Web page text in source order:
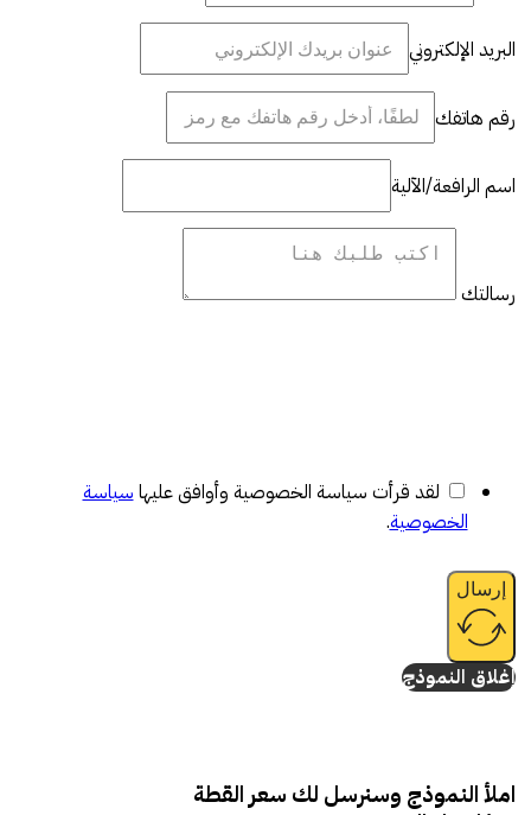
البريد الإلكتروني
رقم هاتفك
اسم الرافعة/الآلية
رسالتك
لقد قرأت سياسة الخصوصية وأوافق عليها سياسة
الخصوصية.
إرسال
إغلاق النموذج
املأ النموذج وسنرسل لك سعر القطة